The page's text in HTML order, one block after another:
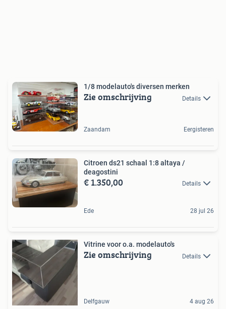
1/8 modelauto's diversen merken
Zie omschrijving Details
Zaandam Eergisteren
Citroen ds21 schaal 1:8 altaya /
deagostini
€ 1.350,00 Details
Ede 28 jul 26
Vitrine voor o.a. modelauto's
Zie omschrijving Details
Delfgauw 4 aug 26